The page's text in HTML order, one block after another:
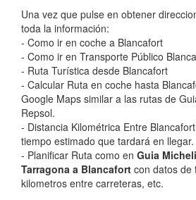
Una vez que pulse en obtener
toda la información:
- Como ir en coche a Blancafort
- Como ir en Transporte Público
- Ruta Turística desde Blancafort
- Calcular Ruta en coche hasta
Google Maps similar a las rutas de
Repsol.
- Distancia Kilométrica Entre
tiempo estimado que tardará en llegar.
- Planificar Ruta como en Guia
Tarragona a Blancafort con datos de
kilometros entre carreteras, etc.